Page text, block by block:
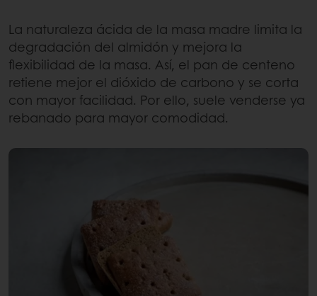
La naturaleza ácida de la masa madre limita la
degradación del almidón y mejora la
flexibilidad de la masa. Así, el pan de centeno
retiene mejor el dióxido de carbono y se corta
con mayor facilidad. Por ello, suele venderse ya
rebanado para mayor comodidad.